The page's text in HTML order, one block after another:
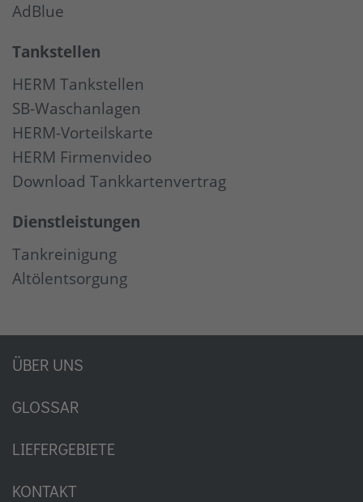
AdBlue
Tankstellen
HERM Tankstellen
SB-Waschanlagen
HERM-Vorteilskarte
HERM Firmenvideo
Download Tankkartenvertrag
Dienstleistungen
Tankreinigung
Altölentsorgung
ÜBER UNS
GLOSSAR
LIEFERGEBIETE
KONTAKT